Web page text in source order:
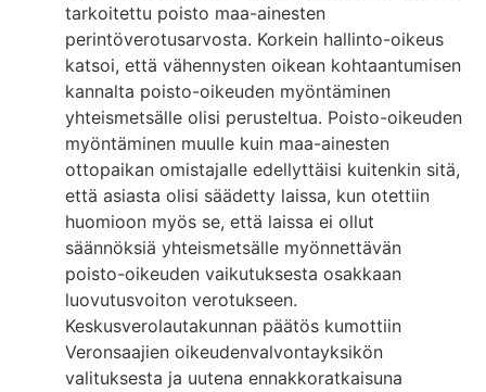
tarkoitettu poisto maa-ainesten
perintöverotusarvosta. Korkein hallinto-oikeus
katsoi, että vähennysten oikean kohtaantumisen
kannalta poisto-oikeuden myöntäminen
yhteismetsälle olisi perusteltua. Poisto-oikeuden
myöntäminen muulle kuin maa-ainesten
ottopaikan omistajalle edellyttäisi kuitenkin sitä,
että asiasta olisi säädetty laissa, kun otettiin
huomioon myös se, että laissa ei ollut
säännöksiä yhteismetsälle myönnettävän
poisto-oikeuden vaikutuksesta osakkaan
luovutusvoiton verotukseen.
Keskusverolautakunnan päätös kumottiin
Veronsaajien oikeudenvalvontayksikön
valituksesta ja uutena ennakkoratkaisuna